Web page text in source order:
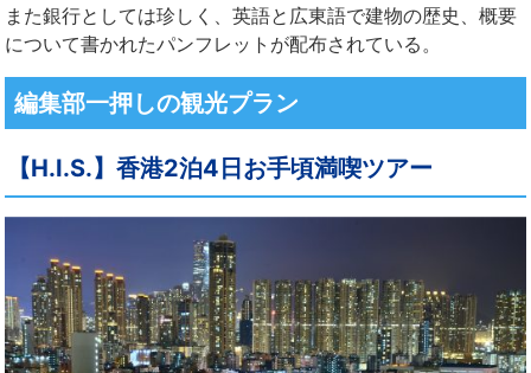
また銀行としては珍しく、英語と広東語で建物の歴史、概要
について書かれたパンフレットが配布されている。
編集部一押しの観光プラン
【H.I.S.】香港2泊4日お手頃満喫ツアー